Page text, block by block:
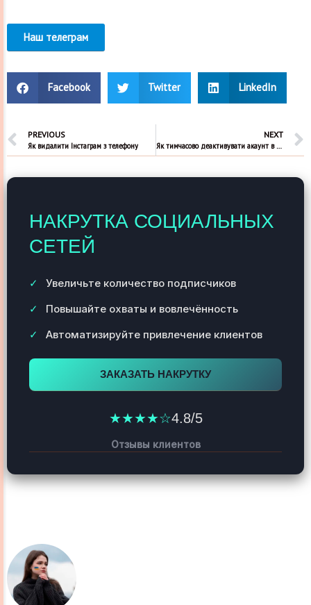
Наш телеграм
Facebook Twitter LinkedIn
PREVIOUS
Як видалити Інстаграм з телефону
NEXT
Як тимчасово деактивувати акаунт в Інстаграм
НАКРУТКА СОЦИАЛЬНЫХ
СЕТЕЙ
Увеличьте количество подписчиков
Повышайте охваты и вовлечённость
Автоматизируйте привлечение клиентов
ЗАКАЗАТЬ НАКРУТКУ
★★★★☆4.8/5
Отзывы клиентов